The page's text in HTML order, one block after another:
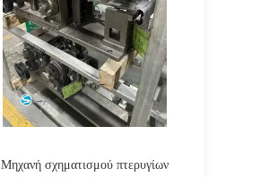
Μηχανή σχηματισμού πτερυγίων